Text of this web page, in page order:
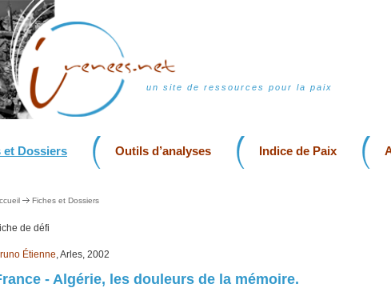
un site de ressources pour la paix
et Dossiers Outils d’analyses Indice de Paix
Fiches et Dossiers
de défi
Étienne, Arles, 2002
- Algérie, les douleurs de la mémoire.